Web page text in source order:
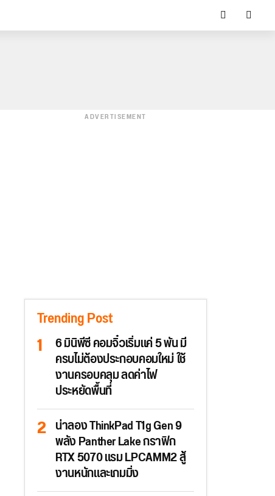
ADVERTISEMENT
Trending Post
6 มินิพีซี คอมจิ๋วเริ่มแค่ 5 พัน มี
ครบไม่ต้องประกอบคอมใหม่ ใช้
งานครอบคลุม ลดค่าไฟ
ประหยัดพื้นที่
น่าลอง ThinkPad T1g Gen 9
พลัง Panther Lake กราฟิก
RTX 5070 แรม LPCAMM2 สู้
งานหนักและเกมมิ่ง